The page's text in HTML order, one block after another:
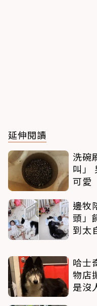
延伸閱讀
洗碗
叫」
可愛
邊牧
頭」
到太
哈士
物店
是沒